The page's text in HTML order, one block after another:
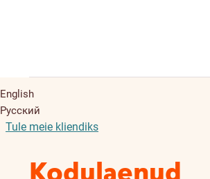
English
Русский
Tule meie kliendiks